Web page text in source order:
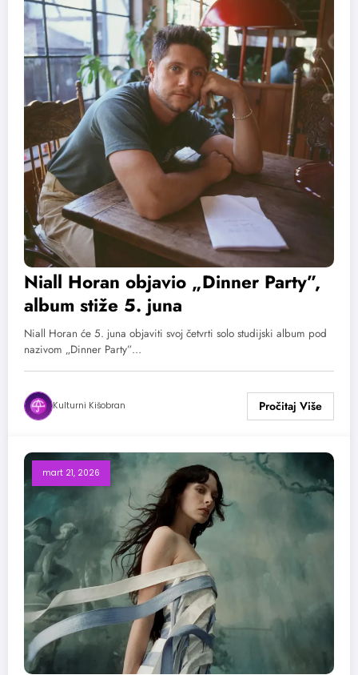
Niall Horan objavio „Dinner Party”,
album stiže 5. juna
Niall Horan će 5. juna objaviti svoj četvrti solo studijski album pod
nazivom „Dinner Party”…
Kulturni Kišobran
mart 21, 2026